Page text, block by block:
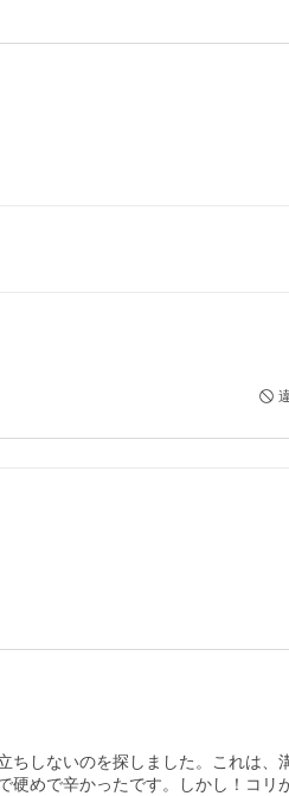
しないのを探しました。これは、
硬めで辛かったです。しかし！コリ